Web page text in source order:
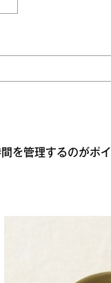
を管理するのがポ